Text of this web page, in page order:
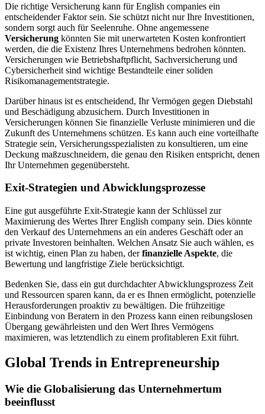
Die richtige Versicherung kann für English companies ein
entscheidender Faktor sein. Sie schützt nicht nur Ihre Investitionen,
sondern sorgt auch für Seelenruhe. Ohne angemessene
Versicherung könnten Sie mit unerwarteten Kosten konfrontiert
werden, die die Existenz Ihres Unternehmens bedrohen könnten.
Versicherungen wie Betriebshaftpflicht, Sachversicherung und
Cybersicherheit sind wichtige Bestandteile einer soliden
Risikomanagementstrategie.
Darüber hinaus ist es entscheidend, Ihr Vermögen gegen Diebstahl
und Beschädigung abzusichern. Durch Investitionen in
Versicherungen können Sie finanzielle Verluste minimieren und die
Zukunft des Unternehmens schützen. Es kann auch eine vorteilhafte
Strategie sein, Versicherungsspezialisten zu konsultieren, um eine
Deckung maßzuschneidern, die genau den Risiken entspricht, denen
Ihr Unternehmen gegenübersteht.
Exit-Strategien und Abwicklungsprozesse
Eine gut ausgeführte Exit-Strategie kann der Schlüssel zur
Maximierung des Wertes Ihrer English company sein. Dies könnte
den Verkauf des Unternehmens an ein anderes Geschäft oder an
private Investoren beinhalten. Welchen Ansatz Sie auch wählen, es
ist wichtig, einen Plan zu haben, derfinanzielle Aspekte, die
Bewertung und langfristige Ziele berücksichtigt.
Bedenken Sie, dass ein gut durchdachter Abwicklungsprozess Zeit
und Ressourcen sparen kann, da er es Ihnen ermöglicht, potenzielle
Herausforderungen proaktiv zu bewältigen. Die frühzeitige
Einbindung von Beratern in den Prozess kann einen reibungslosen
Übergang gewährleisten und den Wert Ihres Vermögens
maximieren, was letztendlich zu einem profitableren Exit führt.
Global Trends in Entrepreneurship
Wie die Globalisierung das Unternehmertum
beeinflusst